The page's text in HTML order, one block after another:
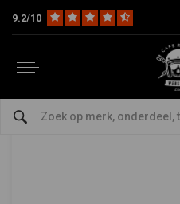
9.2/10
The Bike Tanks &
CNC gefreesd
kleur)